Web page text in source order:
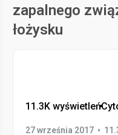
zapalnego
łożysku
11.3K wyświetleń•
27 września 2017 •